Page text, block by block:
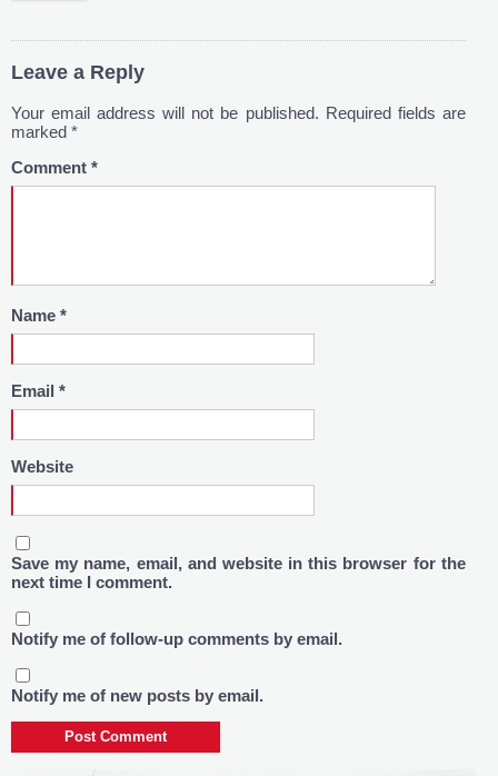
Leave a Reply
Your email address will not be published. Required fields are
marked *
Comment *
Name *
Email *
Website
Save my name, email, and website in this browser for the
next time I comment.
Notify me of follow-up comments by email.
Notify me of new posts by email.